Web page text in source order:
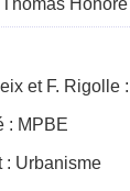
Thomas
et F. Rigolle
: MPBE
: Urbanisme